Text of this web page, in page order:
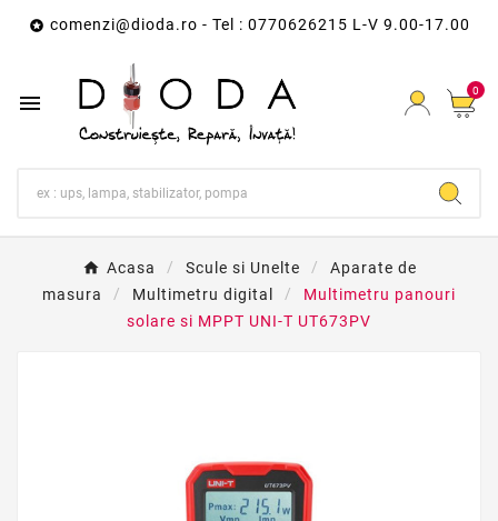
 comenzi@dioda.ro - Tel : 0770626215 L-V 9.00-17.00
 0
Acasa Scule si Unelte
Aparate de
masura
Multimetru digital
Multimetru panouri
solare si MPPT UNI-T UT673PV